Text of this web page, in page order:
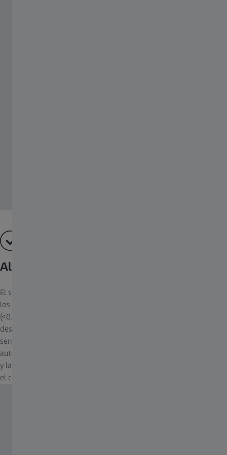
Alta velocidad de disparo
El sensor de movimiento es muy sensible y detecta con precisión
los movimientos de los animales. La alta velocidad de disparo
(<0,35 ~ 0,45 segundos) de la ZEISS Secacam se traduce en un
desenfoque mínimo por movimiento para una respuesta más
sencilla. Durante el disparo, la cámara de caza ajusta
automáticamente la potencia del flash invisible para los animales
y las personas. Esto evita las exposiciones incorrectas y minimiza
el consumo de energía.